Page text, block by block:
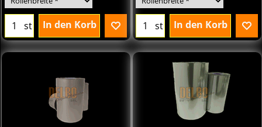
st In den Korb st In den Korb